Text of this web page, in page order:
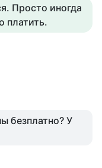
Просто иногда
платить.
безплатно? У